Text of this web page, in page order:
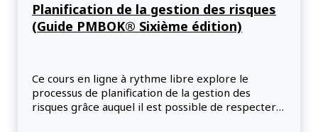
Planification de la gestion des risques
(Guide PMBOK® Sixième édition)
Ce cours en ligne à rythme libre explore le
processus de planification de la gestion des
risques grâce auquel il est possible de respecter